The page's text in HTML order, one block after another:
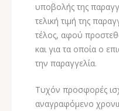
υποβολής της
τελική τιμή της
τέλος, αφού
και για τα οποία ο
την παραγγελία.
Τυχόν προσφορές
αναγραφόμενο